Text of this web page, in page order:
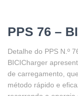
PPS 76 –
Detalhe do PPS N.º
BICICharger
de carregamento,
método rápido e